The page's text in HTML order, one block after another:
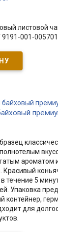
листовой
9191-001-
ароматом
Красивый
течение 5
Упаковка
контейнер,
для